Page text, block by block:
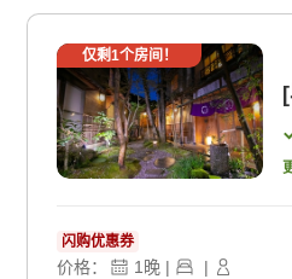
仅剩1个房间！
闪购优惠券
价格： 1晚 | |